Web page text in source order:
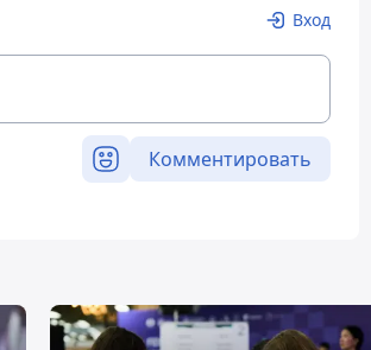
Вход
Комментировать